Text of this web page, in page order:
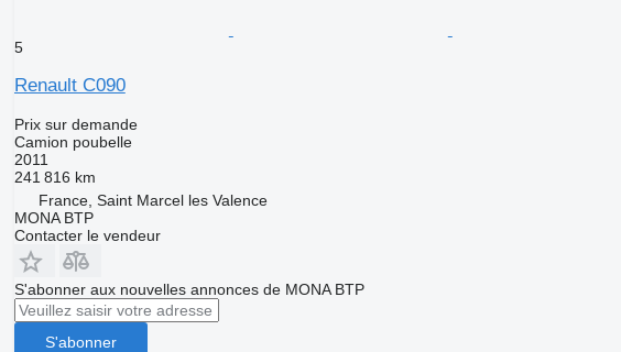
5
Renault C090
Prix sur demande
Camion poubelle
2011
241 816 km
France, Saint Marcel les Valence
MONA BTP
Contacter le vendeur
S'abonner aux nouvelles annonces de MONA BTP
S'abonner